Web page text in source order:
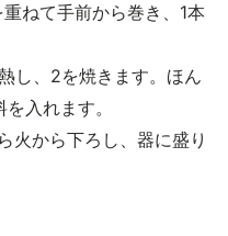
ねて手前から巻き、1本
し、2を焼きます。ほん
入れます。
火から下ろし、器に盛り